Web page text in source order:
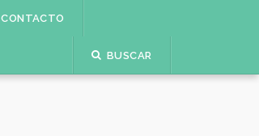
CONTACTO
BUSCAR